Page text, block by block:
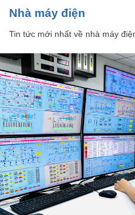
nhà máy điện
Tin tức mới nhất về nhà máy